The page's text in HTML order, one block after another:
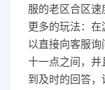
服的老区合区速
更多的玩法：
以直接向客服
十一点之间，
到及时的回答，